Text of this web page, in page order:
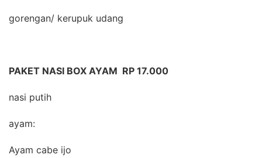
gorengan/ kerupuk udang
PAKET NASI BOX AYAM RP 17.000
nasi putih
ayam:
Ayam cabe ijo